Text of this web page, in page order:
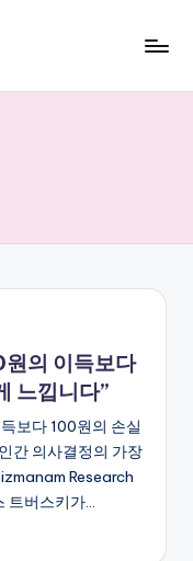
의 이득보다
느낍니다”
보다 100원의 손실
간 의사결정의 가장
Research
트버스키가…